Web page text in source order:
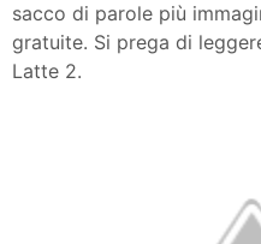
sacco di parole più
gratuite. Si prega di
Latte 2.